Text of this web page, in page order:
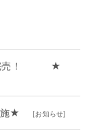
1 完売！ ★
施★ [お知らせ]